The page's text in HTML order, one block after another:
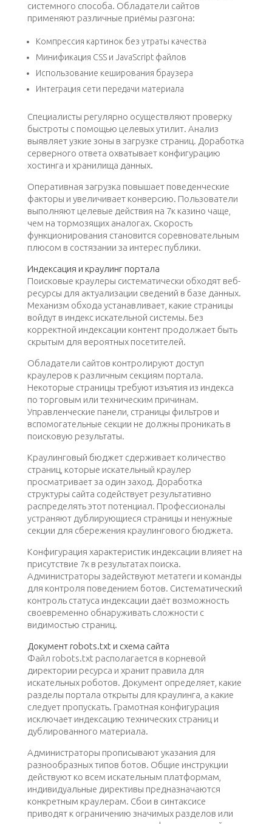
системного способа. Обладатели сайтов
применяют различные приёмы разгона:
Компрессия картинок без утраты качества
Минификация CSS и JavaScript файлов
Использование кеширования браузера
Интеграция сети передачи материала
Специалисты регулярно осуществляют проверку
быстроты с помощью целевых утилит. Анализ
выявляет узкие зоны в загрузке страниц. Доработка
серверного ответа охватывает конфигурацию
хостинга и хранилища данных.
Оперативная загрузка повышает поведенческие
факторы и увеличивает конверсию. Пользователи
выполняют целевые действия на 7к казино чаще,
чем на тормозящих аналогах. Скорость
функционирования становится соревновательным
плюсом в состязании за интерес публики.
Индексация и краулинг портала
Поисковые краулеры систематически обходят веб-
ресурсы для актуализации сведений в базе данных.
Механизм обхода устанавливает, какие страницы
войдут в индекс искательной системы. Без
корректной индексации контент продолжает быть
скрытым для вероятных посетителей.
Обладатели сайтов контролируют доступ
краулеров к различным секциям портала.
Некоторые страницы требуют изъятия из индекса
по торговым или техническим причинам.
Управленческие панели, страницы фильтров и
вспомогательные секции не должны проникать в
поисковую результаты.
Краулинговый бюджет сдерживает количество
страниц, которые искательный краулер
просматривает за один заход. Доработка
структуры сайта содействует результативно
распределять этот потенциал. Профессионалы
устраняют дублирующиеся страницы и ненужные
секции для сбережения краулингового бюджета.
Конфигурация характеристик индексации влияет на
присутствие 7к в результатах поиска.
Администраторы задействуют метатеги и команды
для контроля поведением ботов. Систематический
контроль статуса индексации даёт возможность
своевременно обнаруживать сложности с
видимостью страниц.
Документ robots.txt и схема сайта
Файл robots.txt располагается в корневой
директории ресурса и хранит правила для
искательных роботов. Документ определяет, какие
разделы портала открыты для краулинга, а какие
следует пропускать. Грамотная конфигурация
исключает индексацию технических страниц и
дублированного материала.
Администраторы прописывают указания для
разнообразных типов ботов. Общие инструкции
действуют ко всем искательным платформам,
индивидуальные директивы предназначаются
конкретным краулерам. Сбои в синтаксисе
приводят к ограничению значимых разделов или